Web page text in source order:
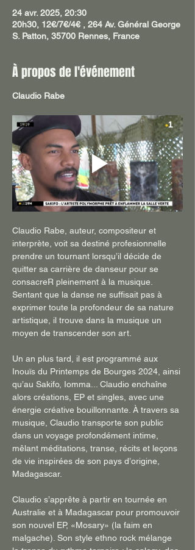
24 avr. 2025, 20:30
20h30, 12€/7€/4€ , 264 Av. Général George
S. Patton, 35700 Rennes, France
À propos de l'événement
Claudio Rabe
Claudio Rabe, auteur, compositeur et
interprète, voit sa destiné profesionnelle
prendre un tournant lorsqu’il décide de
quitter sa carrière de danseur pour se
consacreR pleinement à la musique.
Sentant que la danse ne suffisait pas à
exprimer toute la profondeur de sa nature
artistique, il trouve dans la musique un
moyen de transcender son art.
Un an plus tard, il est programmé aux
Inouïs du Printemps de Bourges 2024, ainsi
qu’au Sakifo, Iomma... Claudio enchaîne
alors créations, EP et singles, avec une
énergie créative bouillonnante. À travers sa
musique, Claudio transporte son public
dans un voyage profondément intime,
mêlant méditations, transe, récits et leçons
de vie inspirées de son pays d’origine,
Madagascar.
Claudio s’apprête à partir en tournée en
Australie et à Madagascar pour promouvoir
son nouvel EP, «Mosary» (la faim en
malgache). Son style ethno rock mélange